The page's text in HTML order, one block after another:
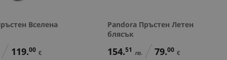
Вселена
119.00 €
Pandora Пръстен Летен
блясък
154.51 лв. 79.00 €